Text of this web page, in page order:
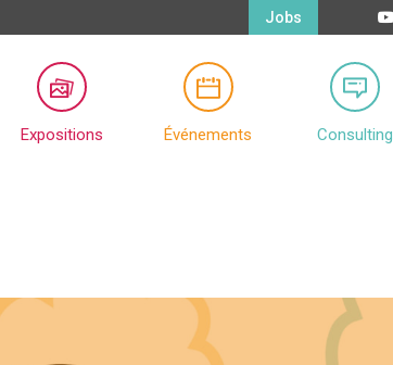
Jobs
Expositions Événements Consulting